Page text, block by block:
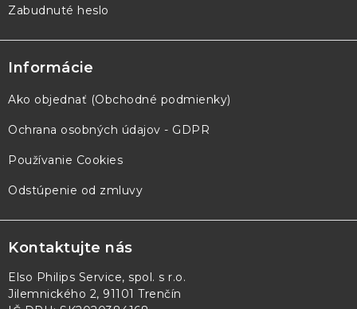
Zabudnuté heslo
Informácie
Ako objednať (Obchodné podmienky)
Ochrana osobných údajov - GDPR
Používanie Cookies
Odstúpenie od zmluvy
Kontaktujte nás
Elso Philips Service, spol. s r.o.
Jilemnického 2, 91101 Trenčín